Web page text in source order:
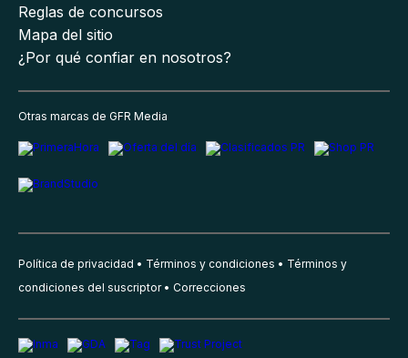
Reglas de concursos
Mapa del sitio
¿Por qué confiar en nosotros?
Otras marcas de GFR Media
Política de privacidad Términos y condiciones
Términos y
condiciones del suscriptor
Correcciones